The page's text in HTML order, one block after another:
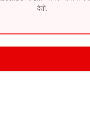
देतो.